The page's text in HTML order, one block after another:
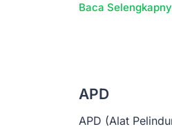
Baca
APD
APD (Alat